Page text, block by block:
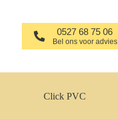
0527 68 75 06
Bel ons voor advies
Click PVC